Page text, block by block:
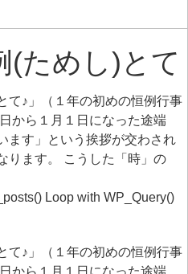
(ためし)とて
て♪」（１年の初めの恒例行事
から１月１日になった途端
ます」という挨拶が交わされ
ります。 こうした「時」の
Loop with WP_Query()
て♪」（１年の初めの恒例行事
から１月１日になった途端